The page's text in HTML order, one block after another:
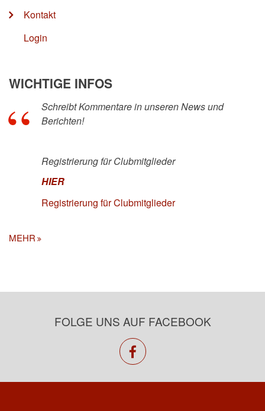
Kontakt
Login
WICHTIGE INFOS
Schreibt Kommentare in unseren News und
Berichten!
Registrierung für Clubmitglieder
HIER
Registrierung für Clubmitglieder
MEHR
FOLGE UNS AUF FACEBOOK
facebook